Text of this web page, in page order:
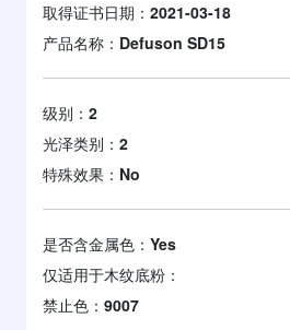
取得证书日期： 2021-03-18
产品名称： Defuson SD15
级别： 2
光泽类别： 2
特殊效果： No
是否含金属色： Yes
仅适用于木纹底粉：
禁止色： 9007